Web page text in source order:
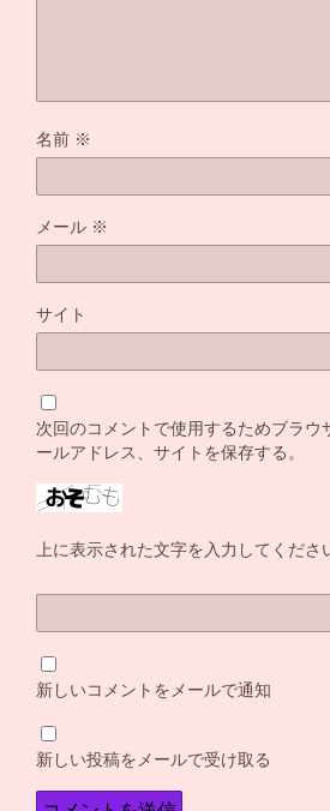
名前 ※
メール ※
サイト
次回のコメントで使用するためブラウ
ールアドレス、サイトを保存する。
上に表示された文字を入力してくださ
新しいコメントをメールで通知
新しい投稿をメールで受け取る